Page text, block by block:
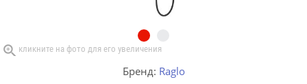
Бренд: Raglo